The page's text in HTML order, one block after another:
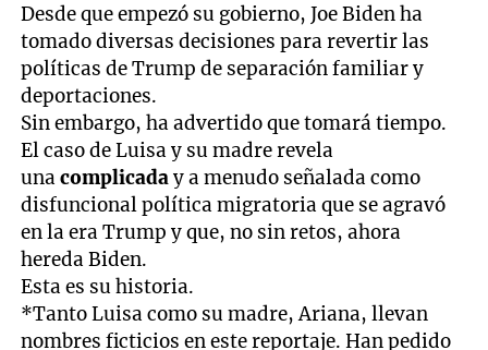
Desde que empezó su gobierno, Joe Biden ha
tomado diversas decisiones para revertir las
políticas de Trump de separación familiar y
deportaciones.
Sin embargo, ha advertido que tomará tiempo.
El caso de Luisa y su madre revela
unacomplicaday a menudo señalada como
disfuncional política migratoria que se agravó
en la era Trump y que, no sin retos, ahora
hereda Biden.
Esta es su historia.
*Tanto Luisa como su madre, Ariana, llevan
nombres ficticios en este reportaje. Han pedido